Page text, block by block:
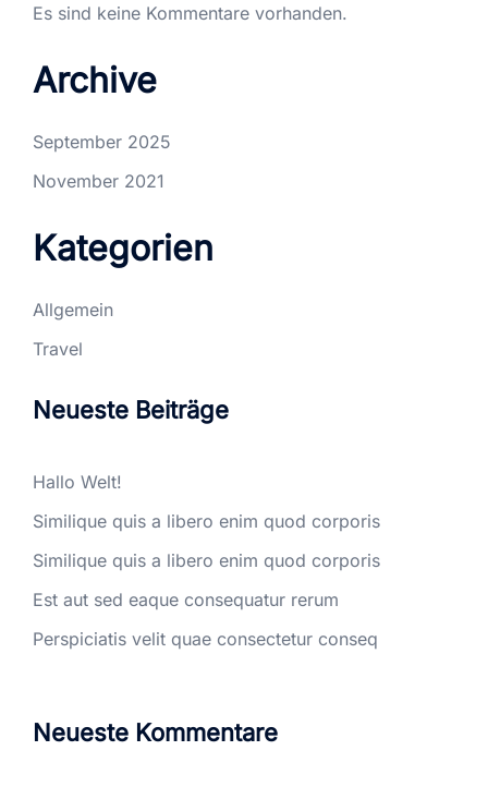
Es sind keine Kommentare vorhanden.
Archive
September 2025
November 2021
Kategorien
Allgemein
Travel
Neueste Beiträge
Hallo Welt!
Similique quis a libero enim quod corporis
Similique quis a libero enim quod corporis
Est aut sed eaque consequatur rerum
Perspiciatis velit quae consectetur conseq
Neueste Kommentare